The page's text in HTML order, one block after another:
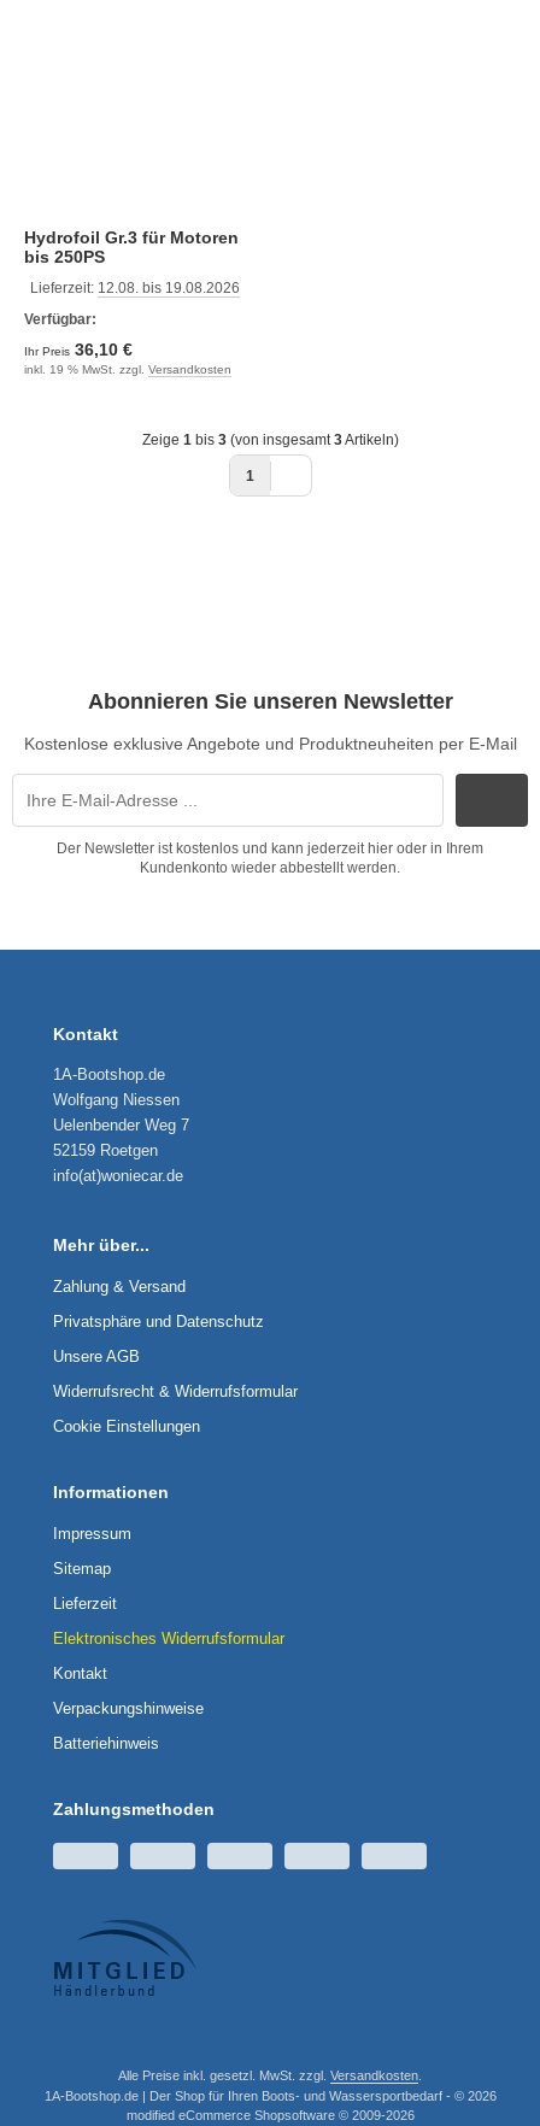
Hydrofoil Gr.3 für Motoren
bis 250PS
Lieferzeit: 12.08. bis 19.08.2026
Verfügbar:
Ihr Preis 36,10 €
inkl. 19 % MwSt. zzgl. Versandkosten
Zeige 1bis 3(von insgesamt3Artikeln)
1
Abonnieren Sie unseren Newsletter
Kostenlose exklusive Angebote und Produktneuheiten per E-Mail
Der Newsletter ist kostenlos und kann jederzeit hier oder in Ihrem
Kundenkonto wieder abbestellt werden.
Kontakt
1A-Bootshop.de
Wolfgang Niessen
Uelenbender Weg 7
52159 Roetgen
info(at)woniecar.de
Mehr über...
Zahlung & Versand
Privatsphäre und Datenschutz
Unsere AGB
Widerrufsrecht & Widerrufsformular
Cookie Einstellungen
Informationen
Impressum
Sitemap
Lieferzeit
Elektronisches Widerrufsformular
Kontakt
Verpackungshinweise
Batteriehinweis
Zahlungsmethoden
Alle Preise inkl. gesetzl. MwSt. zzgl. Versandkosten
1A-Bootshop.de | Der Shop für Ihren Boots- und Wassersportbedarf - © 2026
modified eCommerce Shopsoftware © 2009-2026